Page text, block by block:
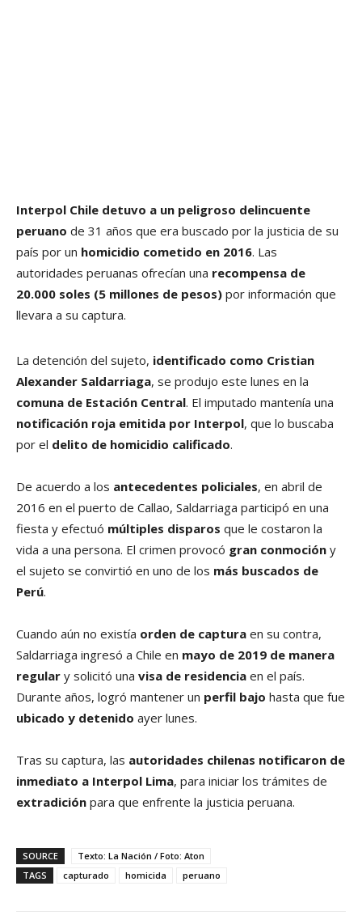
Interpol Chile detuvo a un peligroso delincuente
peruano de 31 años que era buscado por la justicia de su
país por un homicidio cometido en 2016. Las
autoridades peruanas ofrecían una recompensa de
20.000 soles (5 millones de pesos) por información que
llevara a su captura.
La detención del sujeto, identificado como Cristian
Alexander Saldarriaga, se produjo este lunes en la
comuna de Estación Central. El imputado mantenía una
notificación roja emitida por Interpol, que lo buscaba
por el delito de homicidio calificado.
De acuerdo a los antecedentes policiales, en abril de
2016 en el puerto de Callao, Saldarriaga participó en una
fiesta y efectuó múltiples disparos que le costaron la
vida a una persona. El crimen provocó gran conmoción y
el sujeto se convirtió en uno de los más buscados de
Perú.
Cuando aún no existía orden de captura en su contra,
Saldarriaga ingresó a Chile en mayo de 2019 de manera
regular y solicitó una visa de residencia en el país.
Durante años, logró mantener un perfil bajo hasta que fue
ubicado y detenido ayer lunes.
Tras su captura, las autoridades chilenas notificaron de
inmediato a Interpol Lima, para iniciar los trámites de
extradición para que enfrente la justicia peruana.
SOURCE
Texto: La Nación / Foto: Aton
TAGS
capturado homicida peruano